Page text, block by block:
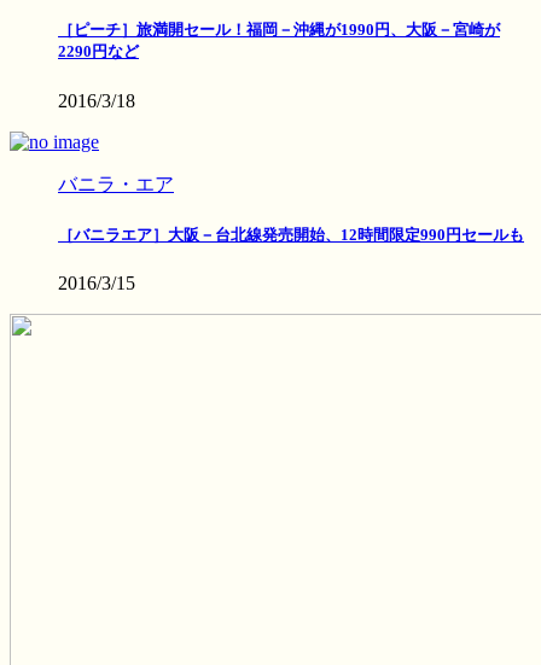
［ピーチ］旅満開セール！福岡－沖縄が1990円、大阪－宮崎が
2290円など
2016/3/18
バニラ・エア
［バニラエア］大阪－台北線発売開始、12時間限定990円セールも
2016/3/15